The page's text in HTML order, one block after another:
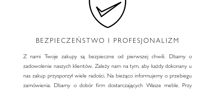
BEZPIECZEŃSTWO I PROFESJONALIZM
Z nami Twoje zakupy są bezpieczne od pierwszej chwili. Dbamy o
zadowolenie naszych klientów. Zależy nam na tym, aby każdy dokonany u
nas zakup przysporzył wiele radości. Na bieżąco informujemy o przebiegu
zamówienia. Dbamy o dobór firm dostarczających Wasze meble. Przy